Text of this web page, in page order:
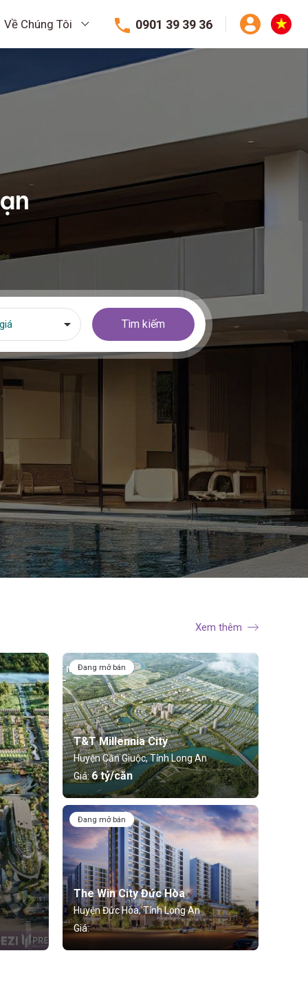
Về Chúng Tôi 0901 39 39 36
Tìm kiếm
Đang mở bán
T&T Millennia City
Huyện Cần Giuộc, Tỉnh Long An
Giá:6 tỷ/căn
Đang mở bán
The Win City Đức Hòa
Huyện Đức Hòa, Tỉnh Long An
Giá:
Xem thêm